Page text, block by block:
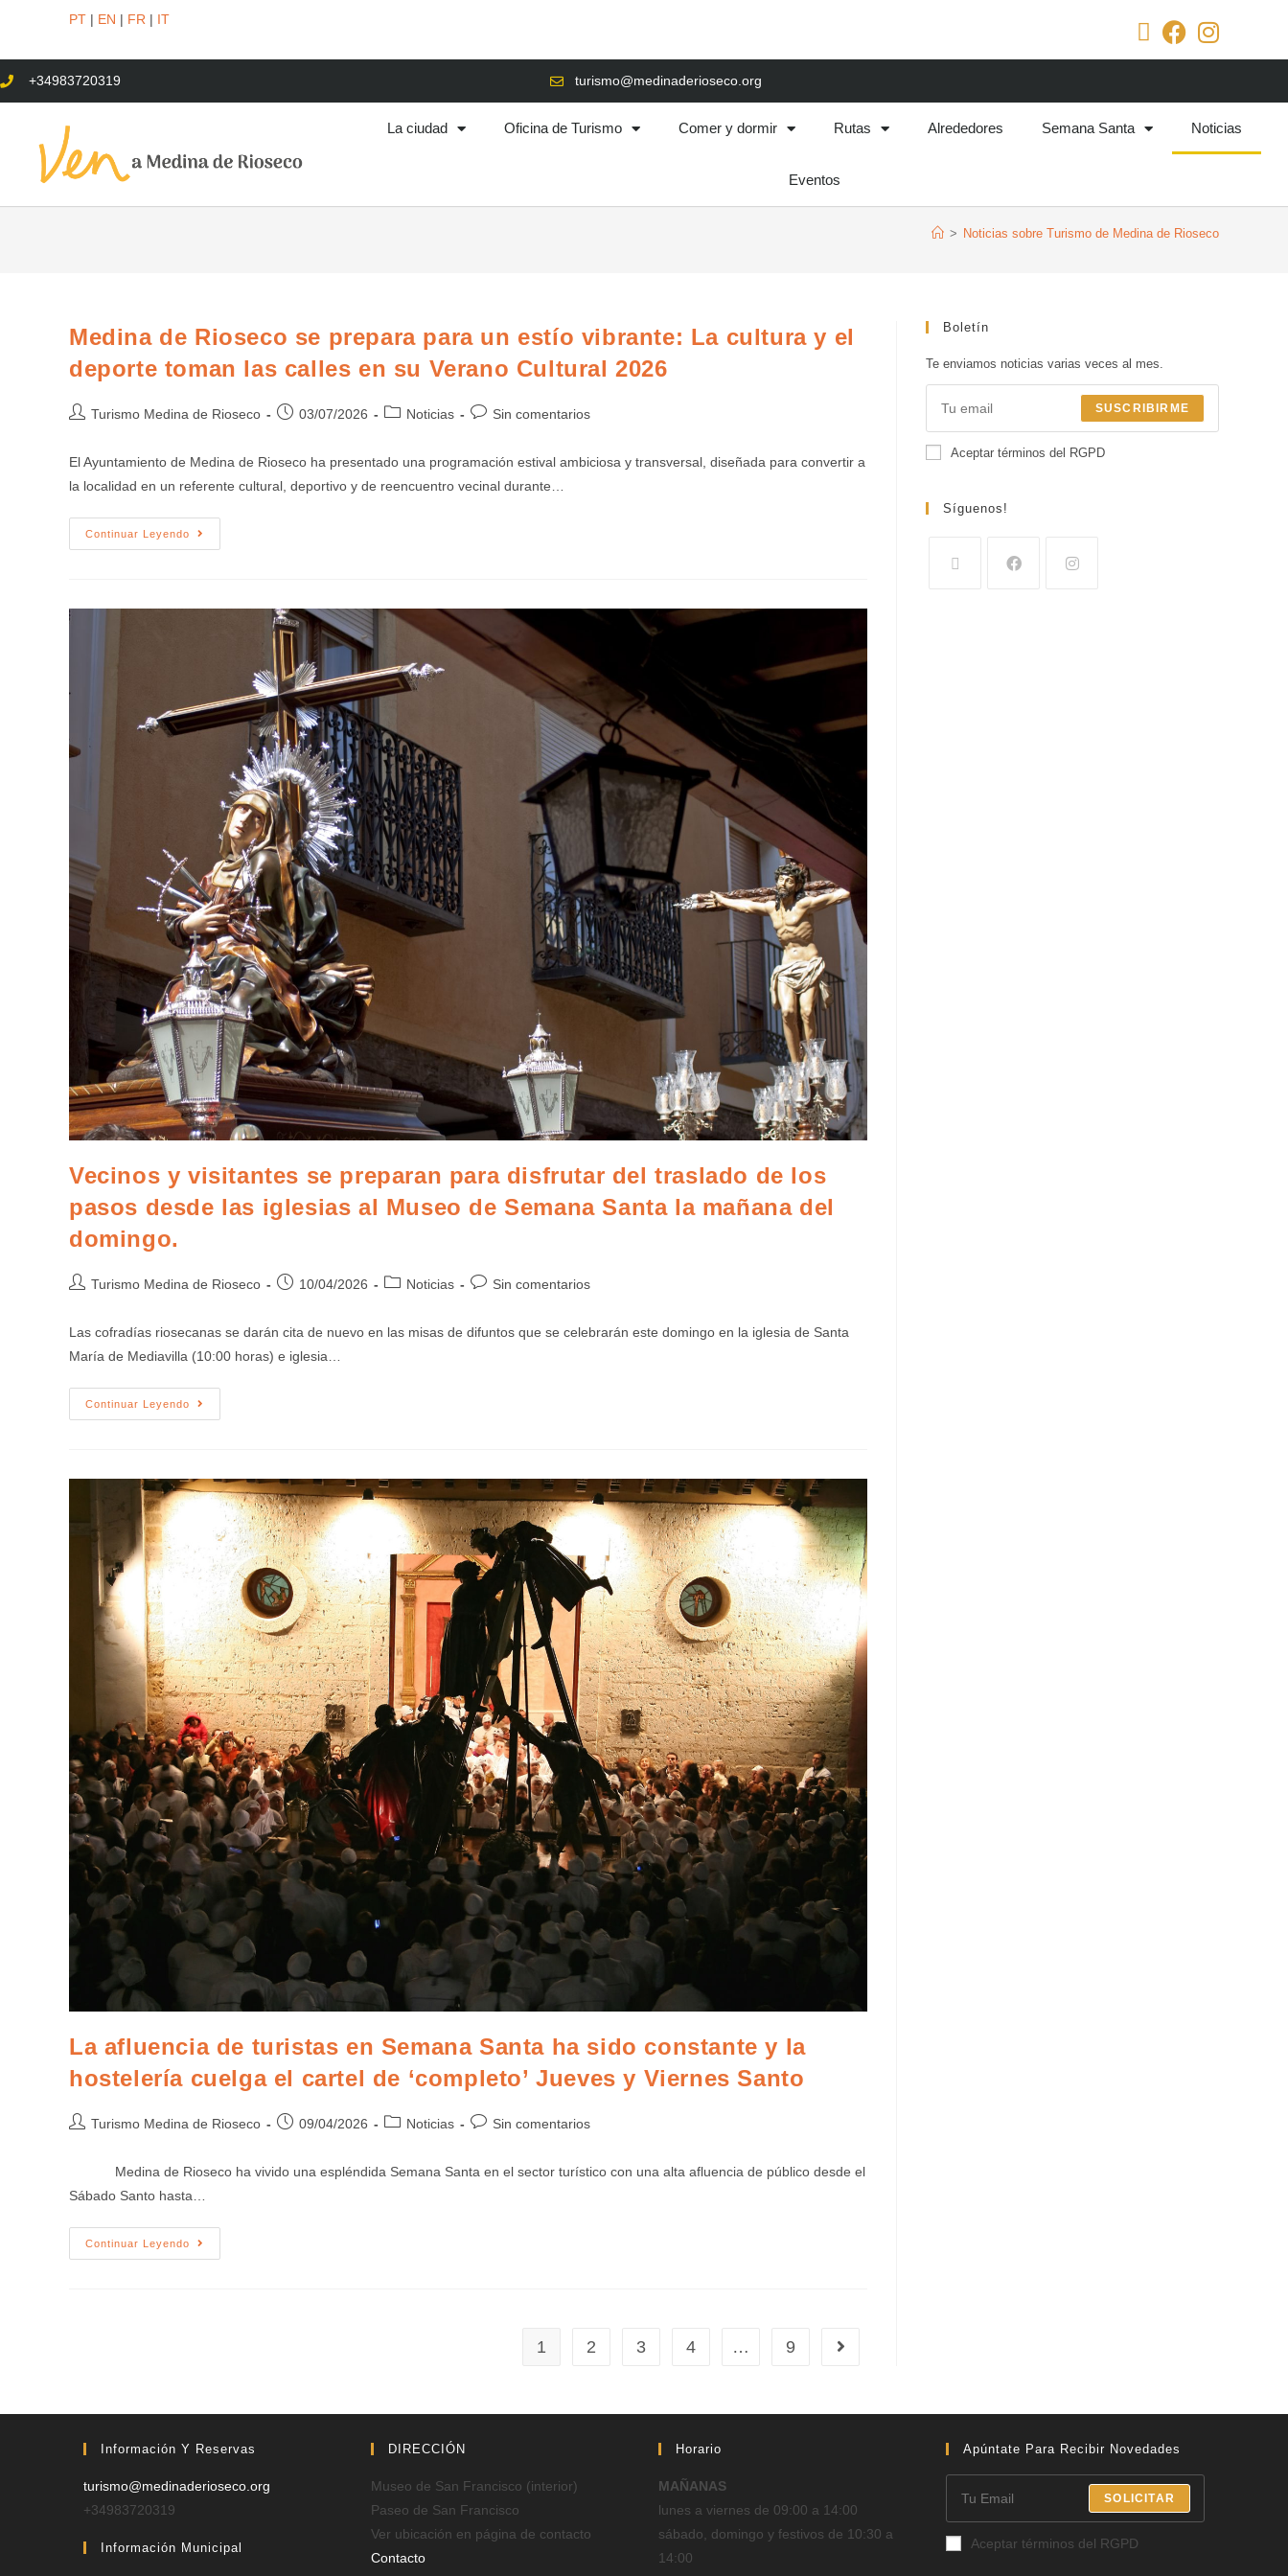
PT | EN | FR | IT
+34983720319 turismo@medinaderioseco.org
La ciudad Oficina de Turismo Comer y dormir Rutas Alrededores Semana Santa Noticias
Eventos
> Noticias sobre Turismo de Medina de Rioseco
Medina de Rioseco se prepara para un estío vibrante: La cultura y el
deporte toman las calles en su Verano Cultural 2026
Turismo Medina de Rioseco 03/07/2026 Noticias Sin comentarios
El Ayuntamiento de Medina de Rioseco ha presentado una programación estival ambiciosa y transversal, diseñada para convertir a
la localidad en un referente cultural, deportivo y de reencuentro vecinal durante…
Continuar Leyendo
Vecinos y visitantes se preparan para disfrutar del traslado de los
pasos desde las iglesias al Museo de Semana Santa la mañana del
domingo.
Turismo Medina de Rioseco 10/04/2026 Noticias Sin comentarios
Las cofradías riosecanas se darán cita de nuevo en las misas de difuntos que se celebrarán este domingo en la iglesia de Santa
María de Mediavilla (10:00 horas) e iglesia…
Continuar Leyendo
La afluencia de turistas en Semana Santa ha sido constante y la
hostelería cuelga el cartel de ‘completo’ Jueves y Viernes Santo
Turismo Medina de Rioseco 09/04/2026 Noticias Sin comentarios
Medina de Rioseco ha vivido una espléndida Semana Santa en el sector turístico con una alta afluencia de público desde el
Sábado Santo hasta…
Continuar Leyendo
1 2 3 4 … 9
Boletín
Te enviamos noticias varias veces al mes.
SUSCRIBIRME
Aceptar términos del RGPD
Síguenos!
Información Y Reservas
turismo@medinaderioseco.org
+34983720319
Información Municipal
DIRECCIÓN
Museo de San Francisco (interior)
Paseo de San Francisco
Ver ubicación en página de contacto
Contacto
Horario
MAÑANAS
lunes a viernes de 09:00 a 14:00
sábado, domingo y festivos de 10:30 a
14:00
Apúntate Para Recibir Novedades
SOLICITAR
Aceptar términos del RGPD